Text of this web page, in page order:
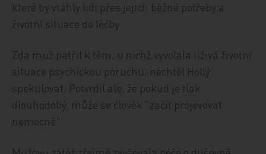
které by vtáhly lidi přes jejich běžné potřeby a
životní situace do léčby.
Zda muž patřil k těm, u nichž vyvolala tíživá životní
situace psychickou poruchu, nechtěl Hollý
spekulovat. Potvrdil ale, že pokud je tlak
dlouhodobý, může se člověk "začít projevovat
nemocně".